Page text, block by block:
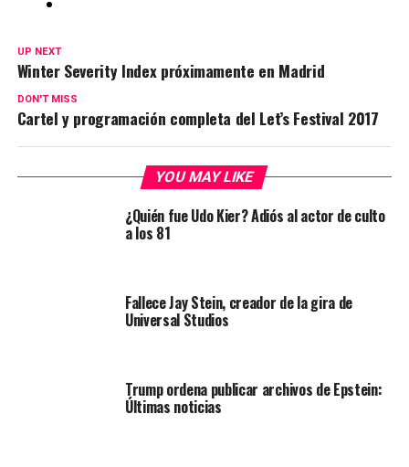
UP NEXT
Winter Severity Index próximamente en Madrid
DON'T MISS
Cartel y programación completa del Let’s Festival 2017
YOU MAY LIKE
¿Quién fue Udo Kier? Adiós al actor de culto
a los 81
Fallece Jay Stein, creador de la gira de
Universal Studios
Trump ordena publicar archivos de Epstein:
Últimas noticias